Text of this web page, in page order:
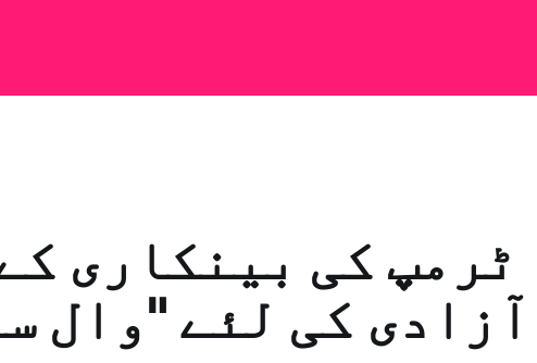
ٹرمپ کی بینکاری
آزادی کی لئے "وال